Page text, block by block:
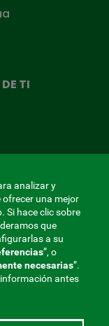
TI
legal|Privacidad
analizar y
una mejor
Si hace clic sobre
que
a su
”, o
necesarias”.
información antes